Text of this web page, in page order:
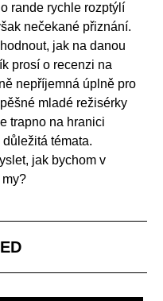
rande rychle rozptýlí
nečekané přiznání.
jak na danou
prosí o recenzi na
nepříjemná úplně pro
mladé režisérky
trapno na hranici
témata.
jak bychom v